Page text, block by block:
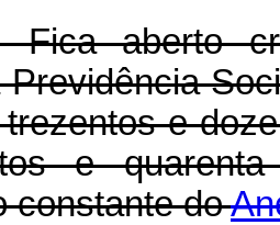
aberto
e
e
constante do